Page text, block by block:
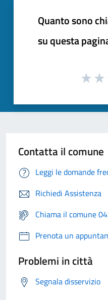
Quanto sono
su questa
Contatta il comune
Leggi le domande
Richiedi Assistenza
Chiama il comune
Prenota un
Problemi in città
Segnala disservizio